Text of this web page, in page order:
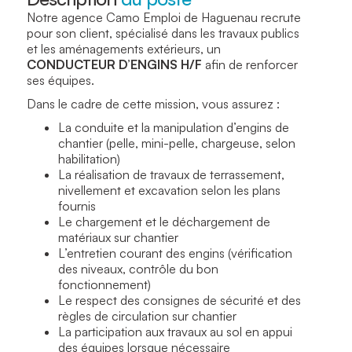
Notre agence Camo Emploi de Haguenau recrute
pour son client, spécialisé dans les travaux publics
et les aménagements extérieurs, un
CONDUCTEUR D’ENGINS H/F afin de renforcer
ses équipes.
Dans le cadre de cette mission, vous assurez :
La conduite et la manipulation d’engins de
chantier (pelle, mini-pelle, chargeuse, selon
habilitation)
La réalisation de travaux de terrassement,
nivellement et excavation selon les plans
fournis
Le chargement et le déchargement de
matériaux sur chantier
L’entretien courant des engins (vérification
des niveaux, contrôle du bon
fonctionnement)
Le respect des consignes de sécurité et des
règles de circulation sur chantier
La participation aux travaux au sol en appui
des équipes lorsque nécessaire